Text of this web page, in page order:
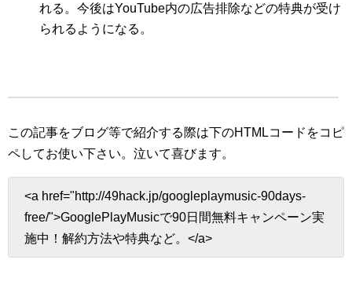
れる。今後はYouTube内の広告排除などの特典が受け
られるようになる。
この記事をブログ等で紹介する際は下のHTMLコードをコピ
ペしてお使い下さい。 泣いて喜びます。
<a href="http://49hack.jp/googleplaymusic-90days-
free/">GooglePlayMusicで90日間無料キャンペーン実
施中！解約方法や特典など。</a>